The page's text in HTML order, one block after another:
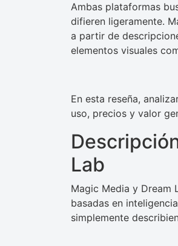
Ambas plataformas
difieren ligeramente.
a partir de
elementos visuales
En esta reseña,
uso, precios y valor
Lab
Magic Media y Dream
basadas en
simplemente